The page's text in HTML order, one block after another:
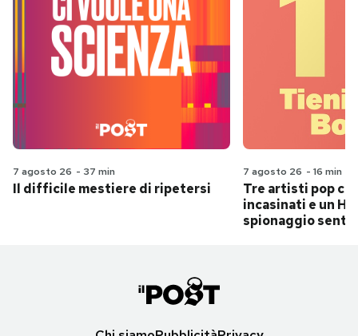
7 agosto 26 - 37 min
Il difficile mestiere di ripetersi
7 agosto 26 - 16 min
Tre artisti pop
incasinati e un
spionaggio